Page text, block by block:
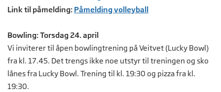
Link til påmelding: Påmelding volleyball
Bowling: Torsdag 24. april
Vi inviterer til åpen bowlingtrening på Veitvet (Lucky Bowl)
fra kl. 17.45. Det trengs ikke noe utstyr til treningen og sko
lånes fra Lucky Bowl. Trening til kl. 19:30 og pizza fra kl.
19:30.